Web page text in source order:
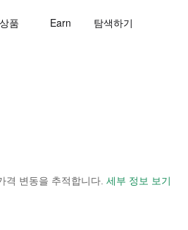
품 Earn 탐색하기
변동을 추적합니다. 세부 정보 보기